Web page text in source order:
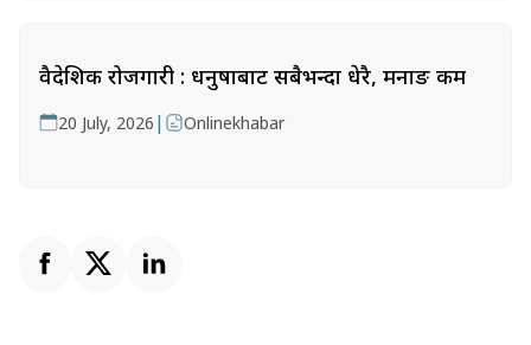
वैदेशिक रोजगारी : धनुषाबाट सबैभन्दा धेरै, मनाङ कम
20 July, 2026 | Onlinekhabar